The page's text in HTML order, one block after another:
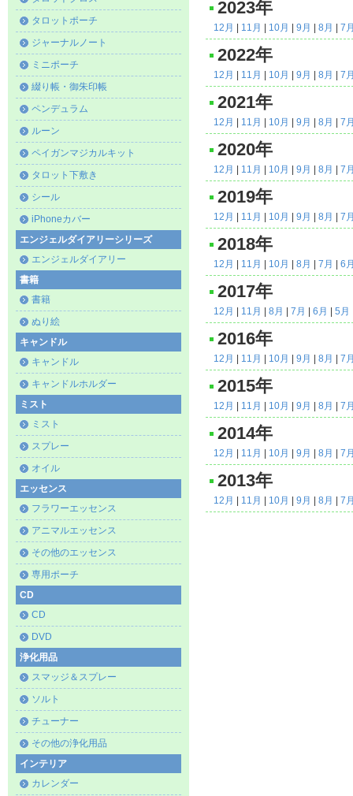
タロットポーチ
ジャーナルノート
ミニポーチ
綴り帳・御朱印帳
ペンデュラム
ルーン
ペイガンマジカルキット
タロット下敷き
シール
iPhoneカバー
エンジェルダイアリーシリーズ
エンジェルダイアリー
書籍
書籍
ぬり絵
キャンドル
キャンドル
キャンドルホルダー
ミスト
ミスト
スプレー
オイル
エッセンス
フラワーエッセンス
アニマルエッセンス
その他のエッセンス
専用ポーチ
CD
CD
DVD
浄化用品
スマッジ＆スプレー
ソルト
チューナー
その他の浄化用品
インテリア
カレンダー
2023年
12月 11月 10月 9月 8月 7
2022年
12月 11月 10月 9月 8月 7
2021年
12月 11月 10月 9月 8月 7
2020年
12月 11月 10月 9月 8月 7
2019年
12月 11月 10月 9月 8月 7
2018年
12月 11月 10月 8月 7月 6
2017年
12月 11月 8月 7月 6月 5月
2016年
12月 11月 10月 9月 8月 7
2015年
12月 11月 10月 9月 8月 7
2014年
12月 11月 10月 9月 8月 7
2013年
12月 11月 10月 9月 8月 7